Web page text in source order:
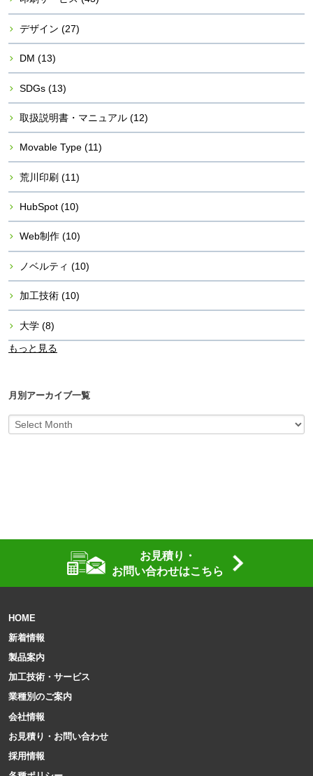
デザイン (27)
DM (13)
SDGs (13)
取扱説明書・マニュアル (12)
Movable Type (11)
荒川印刷 (11)
HubSpot (10)
Web制作 (10)
ノベルティ (10)
加工技術 (10)
大学 (8)
もっと見る
月別アーカイブ一覧
お見積り・
お問い合わせはこちら
HOME
新着情報
製品案内
加工技術・サービス
業種別のご案内
会社情報
お見積り・お問い合わせ
採用情報